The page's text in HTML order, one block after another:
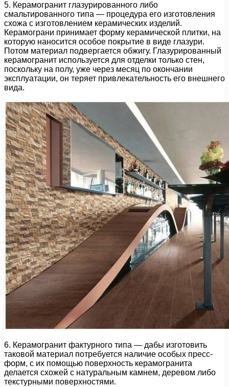
5. Керамогранит глазурированного либо
смальтированного типа — процедура его изготовления
схожа с изготовлением керамических изделий.
Керамограни принимает форму керамической плитки, на
которую наносится особое покрытие в виде глазури.
Потом материал подвергается обжигу. Глазурированный
керамогранит используется для отделки только стен,
поскольку на полу, уже через месяц по окончании
эксплуатации, он теряет привлекательность его внешнего
вида.
6. Керамогранит фактурного типа — дабы изготовить
таковой материал потребуется наличие особых пресс-
форм, с их помощью поверхность керамогранита
делается схожей с натуральным камнем, деревом либо
текстурными поверхностями.